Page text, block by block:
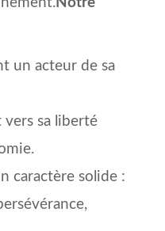
un acteur de sa
vers sa liberté
caractère solide :